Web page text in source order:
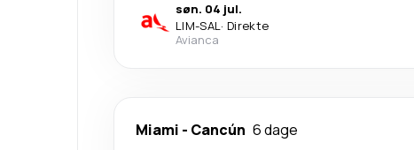
søn. 04 jul.
LIM-SAL· Direkte
Avianca
Miami - Cancún 6 dage